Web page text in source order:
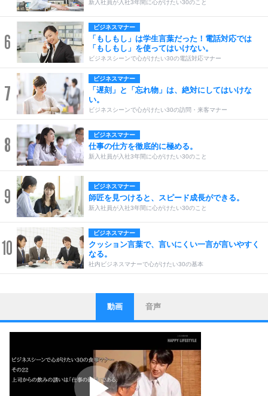
新入社員が入社3年間に心がけたい30のこと
6
ビジネスマナー
「もしもし」は学生言葉だった！電話対応では
「もしもし」を使ってはいけない。
ビジネスシーンで心がけたい30の電話対応マナー
7
ビジネスマナー
「遅刻」と「忘れ物」は、絶対にしてはいけな
い。
ビジネスシーンで心がけたい30の訪問・来客マナー
8 ビジネスマナー
仕事の仕方を徹底的に極める。
新入社員が入社3年間に心がけたい30のこと
9 ビジネスマナー
師匠を見つけると、スピード成長ができる。
新入社員が入社3年間に心がけたい30のこと
10
ビジネスマナー
クッション言葉で、言いにくい一言が言いやすく
なる。
社内ビジネスマナーで心がけたい30の基本
1
ストレス対策
他人と比べない。
いっそのこと、他人を見ない。
いらいらしない人になる30の方法
プラス思考
ポジティブになれない原因は、行動しないから。
ポジティブ思考になる30の方法
動画 音声